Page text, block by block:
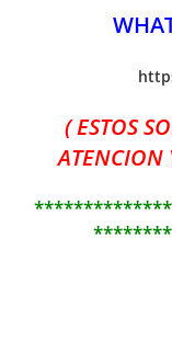
( ESTOS
ATENCION